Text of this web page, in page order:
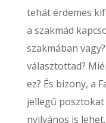
tehát érdemes
a szakmád
szakmában
választottad?
ez? És bizony, a
jellegű
nyilvános is